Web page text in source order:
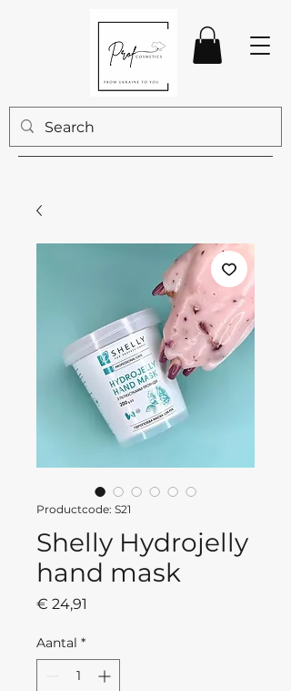
Productcode: S21
Shelly Hydrojelly
hand mask
€ 24,91
Aantal *